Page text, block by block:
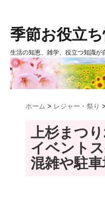
季節お役立
生活の知恵、雑学、役立つ知識が
ホーム > レジャー・祭り >
上杉まつ
イベント
混雑や駐車